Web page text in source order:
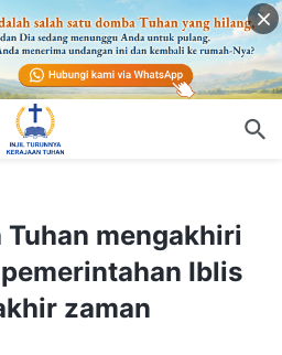
Tuhan mengakhiri
Iblis
zaman